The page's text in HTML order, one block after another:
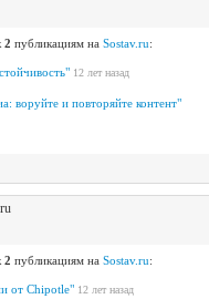
2 публикациям на Sostav.ru:
12 лет назад
воруйте и повторяйте контент"
2 публикациям на Sostav.ru:
от Chipotle" 12 лет назад